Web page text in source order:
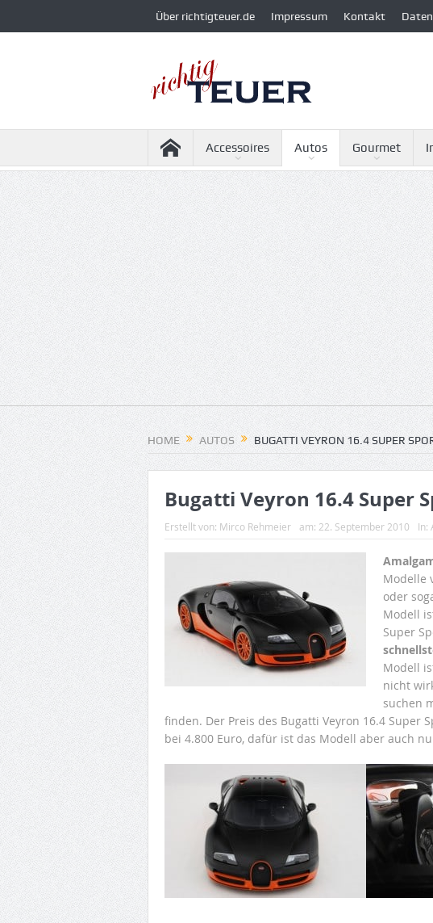
Über richtigteuer.de Impressum Kontakt
Accessoires Autos Gourmet
HOME AUTOS BUGATTI VEYRON 16.4 SUPER
Bugatti Veyron 16.4 Super
Erstellt von: Mirco Rehmeier am: 22. September 2010 In:
Modelle
oder
Modell
Super
Modell
nicht
suchen
finden. Der Preis des Bugatti Veyron 16.4 Super
bei 4.800 Euro, dafür ist das Modell aber auch